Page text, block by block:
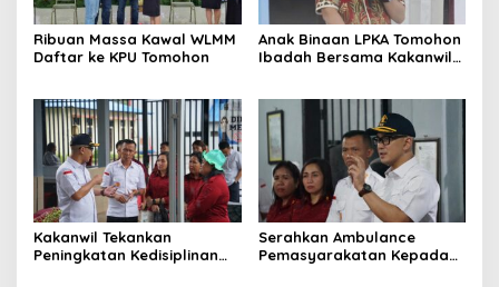
Ribuan Massa Kawal WLMM
Daftar ke KPU Tomohon
Anak Binaan LPKA Tomohon
Ibadah Bersama Kakanwil
Kakanwil Tekankan
Peningkatan Kedisiplinan
Serahkan Ambulance
Pemasyarakatan Kepada